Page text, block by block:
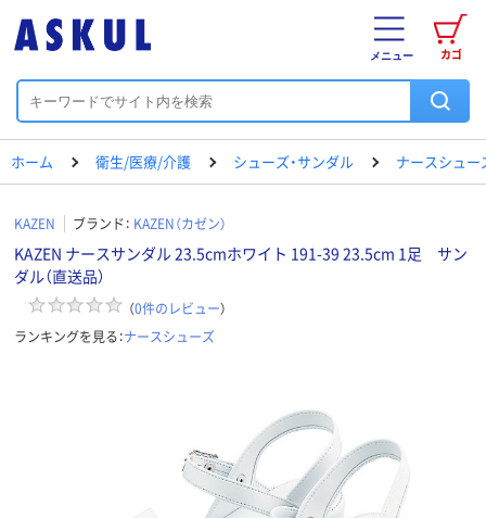
カゴ
メニュー
ホーム 衛生/医療/介護 シューズ・サンダル ナースシュー
KAZEN ブランド： KAZEN（カゼン）
KAZEN ナースサンダル 23.5cmホワイト 191-39 23.5cm 1足 サン
ダル（直送品）
（0件のレビュー）
ランキングを見る：ナースシューズ